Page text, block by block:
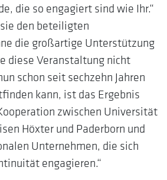
die so engagiert sind wie Ihr.“
den beteiligten
die großartige Unterstützung
diese Veranstaltung nicht
schon seit sechzehn Jahren
kann, ist das Ergebnis
zwischen Universität
Höxter und Paderborn und
Unternehmen, die sich
engagieren.“